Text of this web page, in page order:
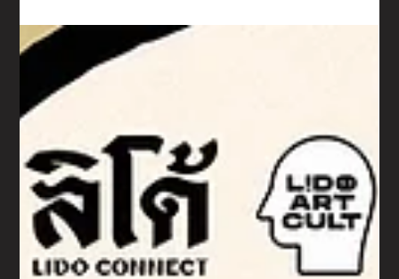
26 ก.ค. 2566
ทุกคนนนน มี Crybaby เป็นของตัวเองกันอ๊ะยัง 👀 ?
วินาทีนี้คงไม่มีใครฮอตฮิตเท่าน้อง Crybaby แล้วว ! 🥹 คาแรคเตอร์เด็กน้อยเจ้าน้ำตาที่ใครเห็นก็ใจละลาย ผลงานจาก
Molly หรือคุณมด นิสา ศรีคำดี ศิลปินชาวไทยที่ได้ออกผลงานอาร์ตทอยกับทาง POP MART ตอนนี้เปิดให้ทุกคนออก
แบบน้อนนน ได้ตามสไตล์ของตัวเอง